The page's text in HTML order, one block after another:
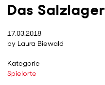
Das Salzlager
17.03.2018
by Laura Biewald
Kategorie
Spielorte